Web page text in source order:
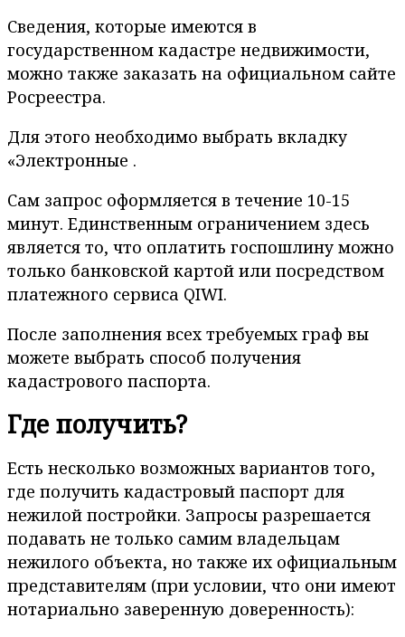
Сведения, которые имеются в
государственном кадастре недвижимости,
можно также заказать на официальном сайте
Росреестра.
Для этого необходимо выбрать вкладку
«Электронные .
Сам запрос оформляется в течение 10-15
минут. Единственным ограничением здесь
является то, что оплатить госпошлину можно
только банковской картой или посредством
платежного сервиса QIWI.
После заполнения всех требуемых граф вы
можете выбрать способ получения
кадастрового паспорта.
Где получить?
Есть несколько возможных вариантов того,
где получить кадастровый паспорт для
нежилой постройки. Запросы разрешается
подавать не только самим владельцам
нежилого объекта, но также их официальным
представителям (при условии, что они имеют
нотариально заверенную доверенность):